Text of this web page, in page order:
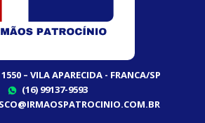
– VILA APARECIDA - FRANCA/SP
(16) 99137-9593